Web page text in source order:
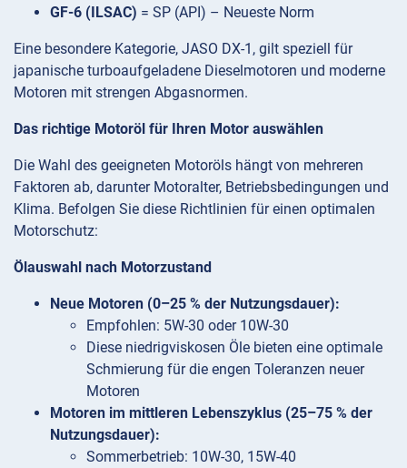
GF-6 (ILSAC) = SP (API) – Neueste Norm
Eine besondere Kategorie, JASO DX-1, gilt speziell für
japanische turboaufgeladene Dieselmotoren und moderne
Motoren mit strengen Abgasnormen.
Das richtige Motoröl für Ihren Motor auswählen
Die Wahl des geeigneten Motoröls hängt von mehreren
Faktoren ab, darunter Motoralter, Betriebsbedingungen und
Klima. Befolgen Sie diese Richtlinien für einen optimalen
Motorschutz:
Ölauswahl nach Motorzustand
Neue Motoren (0–25 % der Nutzungsdauer):
Empfohlen: 5W-30 oder 10W-30
Diese niedrigviskosen Öle bieten eine optimale
Schmierung für die engen Toleranzen neuer
Motoren
Motoren im mittleren Lebenszyklus (25–75 % der
Nutzungsdauer):
Sommerbetrieb: 10W-30, 15W-40